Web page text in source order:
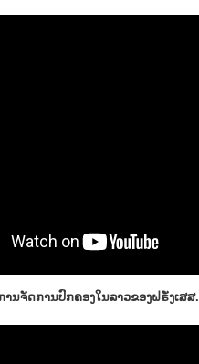
ນຈັດການປົກຄອງໃນລາວຂອງຝຣັ່ງເສສ.